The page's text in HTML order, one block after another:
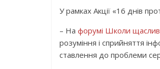
У рамках Акції «16 днів
– На форумі Школи
розуміння і сприйняття
ставлення до проблеми